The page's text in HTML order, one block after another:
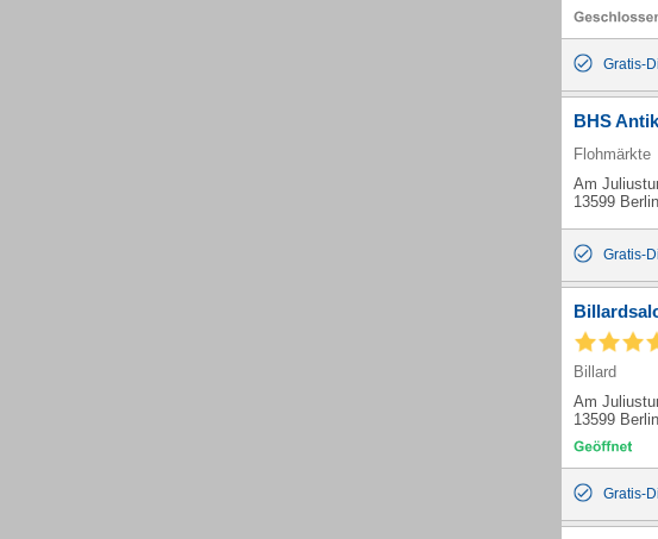
Gratis-
BHS
Flohmärkte
Am
13599
Gratis-
Billard
Am
13599
Gratis-